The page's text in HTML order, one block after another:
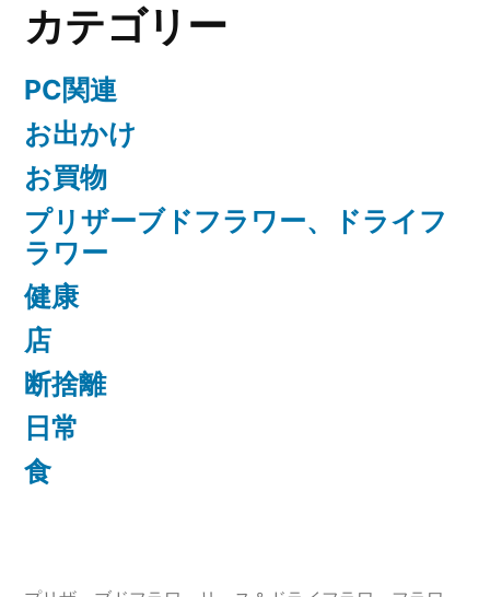
カテゴリー
PC関連
お出かけ
お買物
プリザーブドフラワー、ドライフ
ラワー
健康
店
断捨離
日常
食